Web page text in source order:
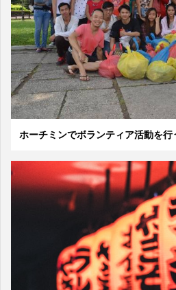
ホーチミンでボランティア活動を